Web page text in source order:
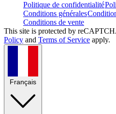
Politique de confidentialité
Conditions générales
Conditions de vente
This site is protected by
Policy and Terms of Service apply.
Français